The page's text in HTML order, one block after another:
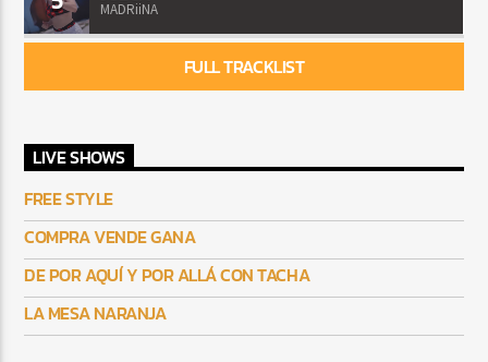
MADRiiNA
FULL TRACKLIST
LIVE SHOWS
FREE STYLE
COMPRA VENDE GANA
DE POR AQUÍ Y POR ALLÁ CON TACHA
LA MESA NARANJA